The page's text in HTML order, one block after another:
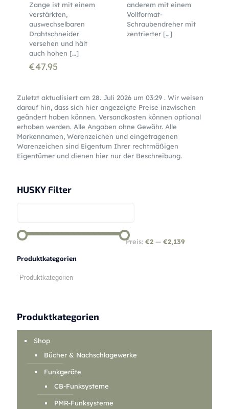
Zange ist mit einem
verstärkten,
auswechselbaren
Drahtschneider
versehen und hält
auch hohen […]
€47.95
anderem mit einem
Vollformat-
Schraubendreher mit
zentrierter[…]
Zuletzt aktualisiert am 28. Juli 2026 um 03:29 . Wir weisen
darauf hin, dass sich hier angezeigte Preise inzwischen
geändert haben können. Versandkosten können optional
erhoben werden. Alle Angaben ohne Gewähr. Alle
Markennamen, Warenzeichen und eingetragenen
Warenzeichen sind Eigentum Ihrer rechtmäßigen
Eigentümer und dienen hier nur der Beschreibung.
HUSKY Filter
Preis: €2 — €2,139
Produktkategorien
Produktkategorien
Shop
Bücher & Nachschlagewerke
Funkgeräte
CB-Funksysteme
PMR-Funksysteme